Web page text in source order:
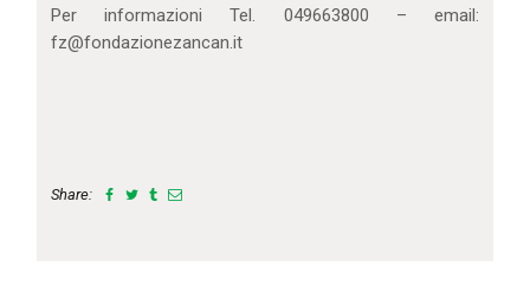
Per informazioni Tel. 049663800 – email:
fz@fondazionezancan.it
Share: